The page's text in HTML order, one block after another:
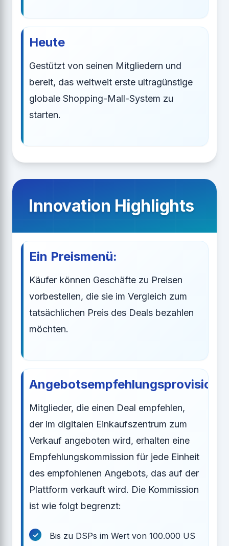
Heute
Gestützt von seinen Mitgliedern und
bereit, das weltweit erste ultragünstige
globale Shopping-Mall-System zu
starten.
Innovation Highlights
Ein Preismenü:
Käufer können Geschäfte zu Preisen
vorbestellen, die sie im Vergleich zum
tatsächlichen Preis des Deals bezahlen
möchten.
Mitglieder, die einen Deal empfehlen,
der im digitalen Einkaufszentrum zum
Verkauf angeboten wird, erhalten eine
Empfehlungskommission für jede Einheit
des empfohlenen Angebots, das auf der
Plattform verkauft wird. Die Kommission
ist wie folgt begrenzt:
Bis zu DSPs im Wert von 100.000 US